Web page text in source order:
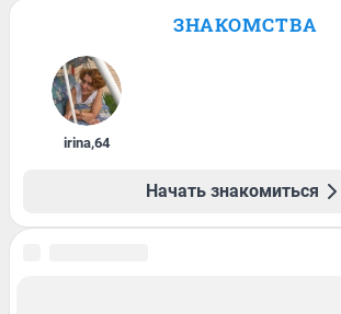
ЗНАКОМСТВА
irina,64
Начать знакомиться